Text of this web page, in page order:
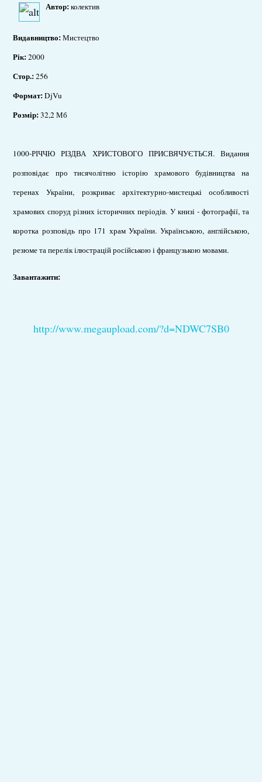
Автор:колектив
Видавництво:Мистецтво
Рік:2000
Стор.:256
Формат:DjVu
Розмір:32,2 Мб
1000-РІЧЧЮ РІЗДВА ХРИСТОВОГО ПРИСВЯЧУЄТЬСЯ. Видання
розповідає про тисячолітню історію храмового будівництва на
теренах України, розкриває архітектурно-мистецькі особливості
храмових споруд різних історичних періодів. У книзі - фотографії, та
коротка розповідь про 171 храм України. Українською, англійською,
резюме та перелік ілюстрацій російською і французькою мовами.
Завантажити:
http://www.megaupload.com/?d=NDWC7SB0